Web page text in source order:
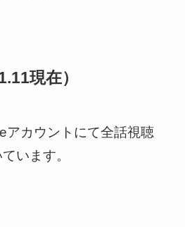
現在）
アカウントにて全話視聴
います。